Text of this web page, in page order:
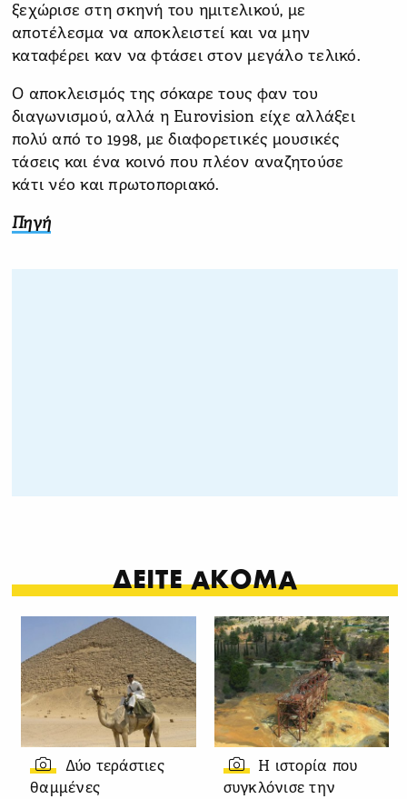
ξεχώρισε στη σκηνή του ημιτελικού, με
αποτέλεσμα να αποκλειστεί και να μην
καταφέρει καν να φτάσει στον μεγάλο τελικό.
Ο αποκλεισμός της σόκαρε τους φαν του
διαγωνισμού, αλλά η Eurovision είχε αλλάξει
πολύ από το 1998, με διαφορετικές μουσικές
τάσεις και ένα κοινό που πλέον αναζητούσε
κάτι νέο και πρωτοποριακό.
Πηγή
ΔΕΙΤΕ ΑΚΟΜΑ
Δύο τεράστιες
θαμμένες
Η ιστορία που
συγκλόνισε την